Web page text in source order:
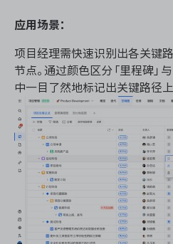
应用场景：
项目经理需快速识别出各关键
节点。通过颜色区分「里程碑」
中一目了然地标记出关键路径